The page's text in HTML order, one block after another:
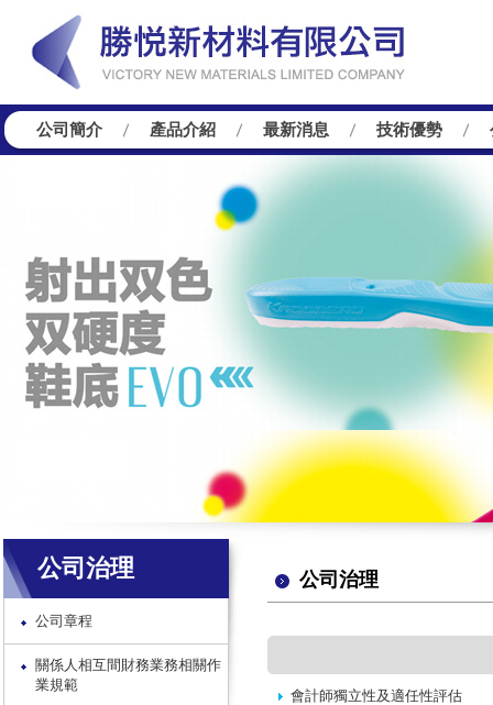
公司簡介 產品介紹 最新消息 技術優勢
公司治理
公司章程
關係人相互間財務業務相關作
業規範
公司治理
會計師獨立性及適任性評估